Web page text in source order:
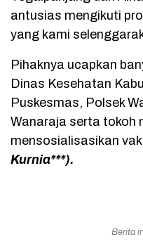
antusias mengikuti
yang kami
Pihaknya ucapkan
Dinas Kesehatan
Puskesmas, Polsek
Wanaraja serta tokoh
mensosialisasikan
Kurnia***).
Berita